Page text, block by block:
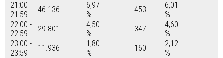
21:00 -
21:59
46.136
6,97
%
453
6,01
%
22:00 -
22:59
29.801
4,50
%
347
4,60
%
23:00 -
23:59
11.936
1,80
%
160
2,12
%